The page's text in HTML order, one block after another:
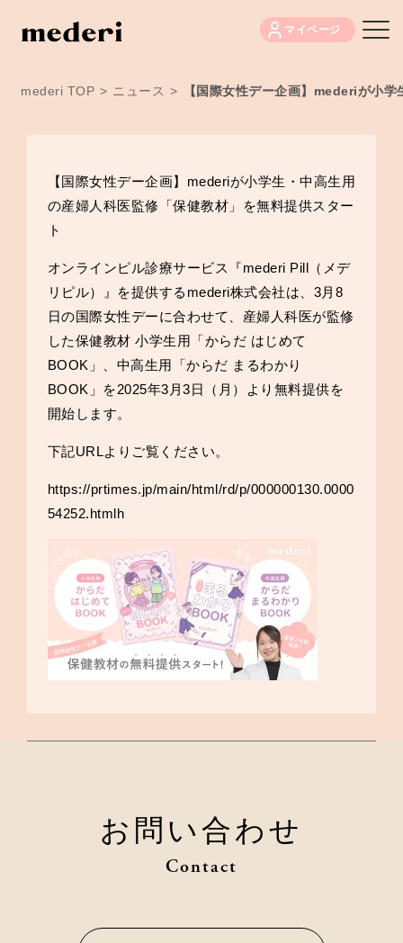
マイページ
mederi TOP > ニュース > 【国際女性デー企画】mederiが小
【国際女性デー企画】mederiが小学生・中高生用
の産婦人科医監修「保健教材」を無料提供スター
ト
オンラインピル診療サービス『mederi Pill（メデ
リピル）』を提供するmederi株式会社は、3月8
日の国際女性デーに合わせて、産婦人科医が監修
した保健教材 小学生用「からだ はじめて
BOOK」、中高生用「からだ まるわかり
BOOK」を2025年3月3日（月）より無料提供を
開始します。
下記URLよりご覧ください。
https://prtimes.jp/main/html/rd/p/000000130.0000
54252.htmlh
お問い合わせ
Contact